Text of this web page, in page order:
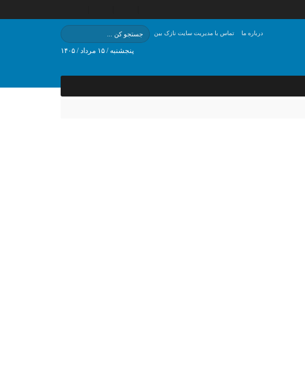
تماس با مدیریت سایت نازک بین درباره ما
پنجشنبه / ۱۵ مرداد / ۱۴۰۵